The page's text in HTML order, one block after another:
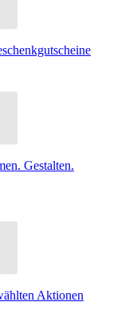
Gestalten.
Aktionen